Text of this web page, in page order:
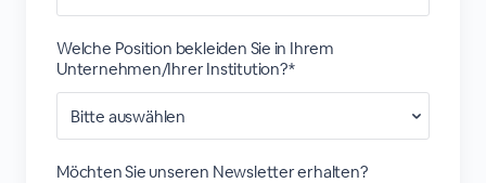
Welche Position bekleiden Sie in Ihrem
Unternehmen/Ihrer Institution?*
Möchten Sie unseren Newsletter erhalten?